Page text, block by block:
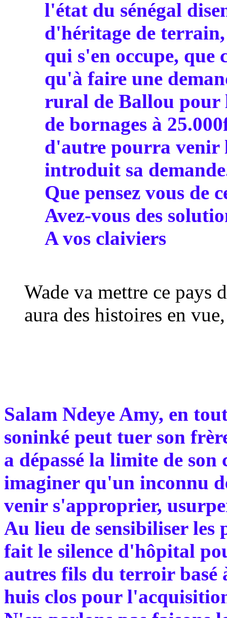
l'état du sénégal
d'héritage de
qui s'en occupe,
qu'à faire une
rural de Ballou pour
de bornages à
d'autre pourra venir
introduit sa
Que pensez vous de
Avez-vous des
A vos claiviers
Wade va mettre ce pays
aura des histoires en
Salam Ndeye Amy, en
soninké peut tuer son
a dépassé la limite de
imaginer qu'un inconnu
venir s'approprier,
Au lieu de sensibiliser
fait le silence d'hôpital
autres fils du terroir basé
huis clos pour